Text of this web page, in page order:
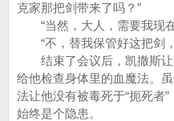
克家那把剑带来了吗？”
“当然，大人，需要我现
“不，替我保管好这把剑
结束了会议后，凯撒斯让
给他检查身体里的血魔法。
法让他没有被毒死于“扼死者
始终是个隐患。